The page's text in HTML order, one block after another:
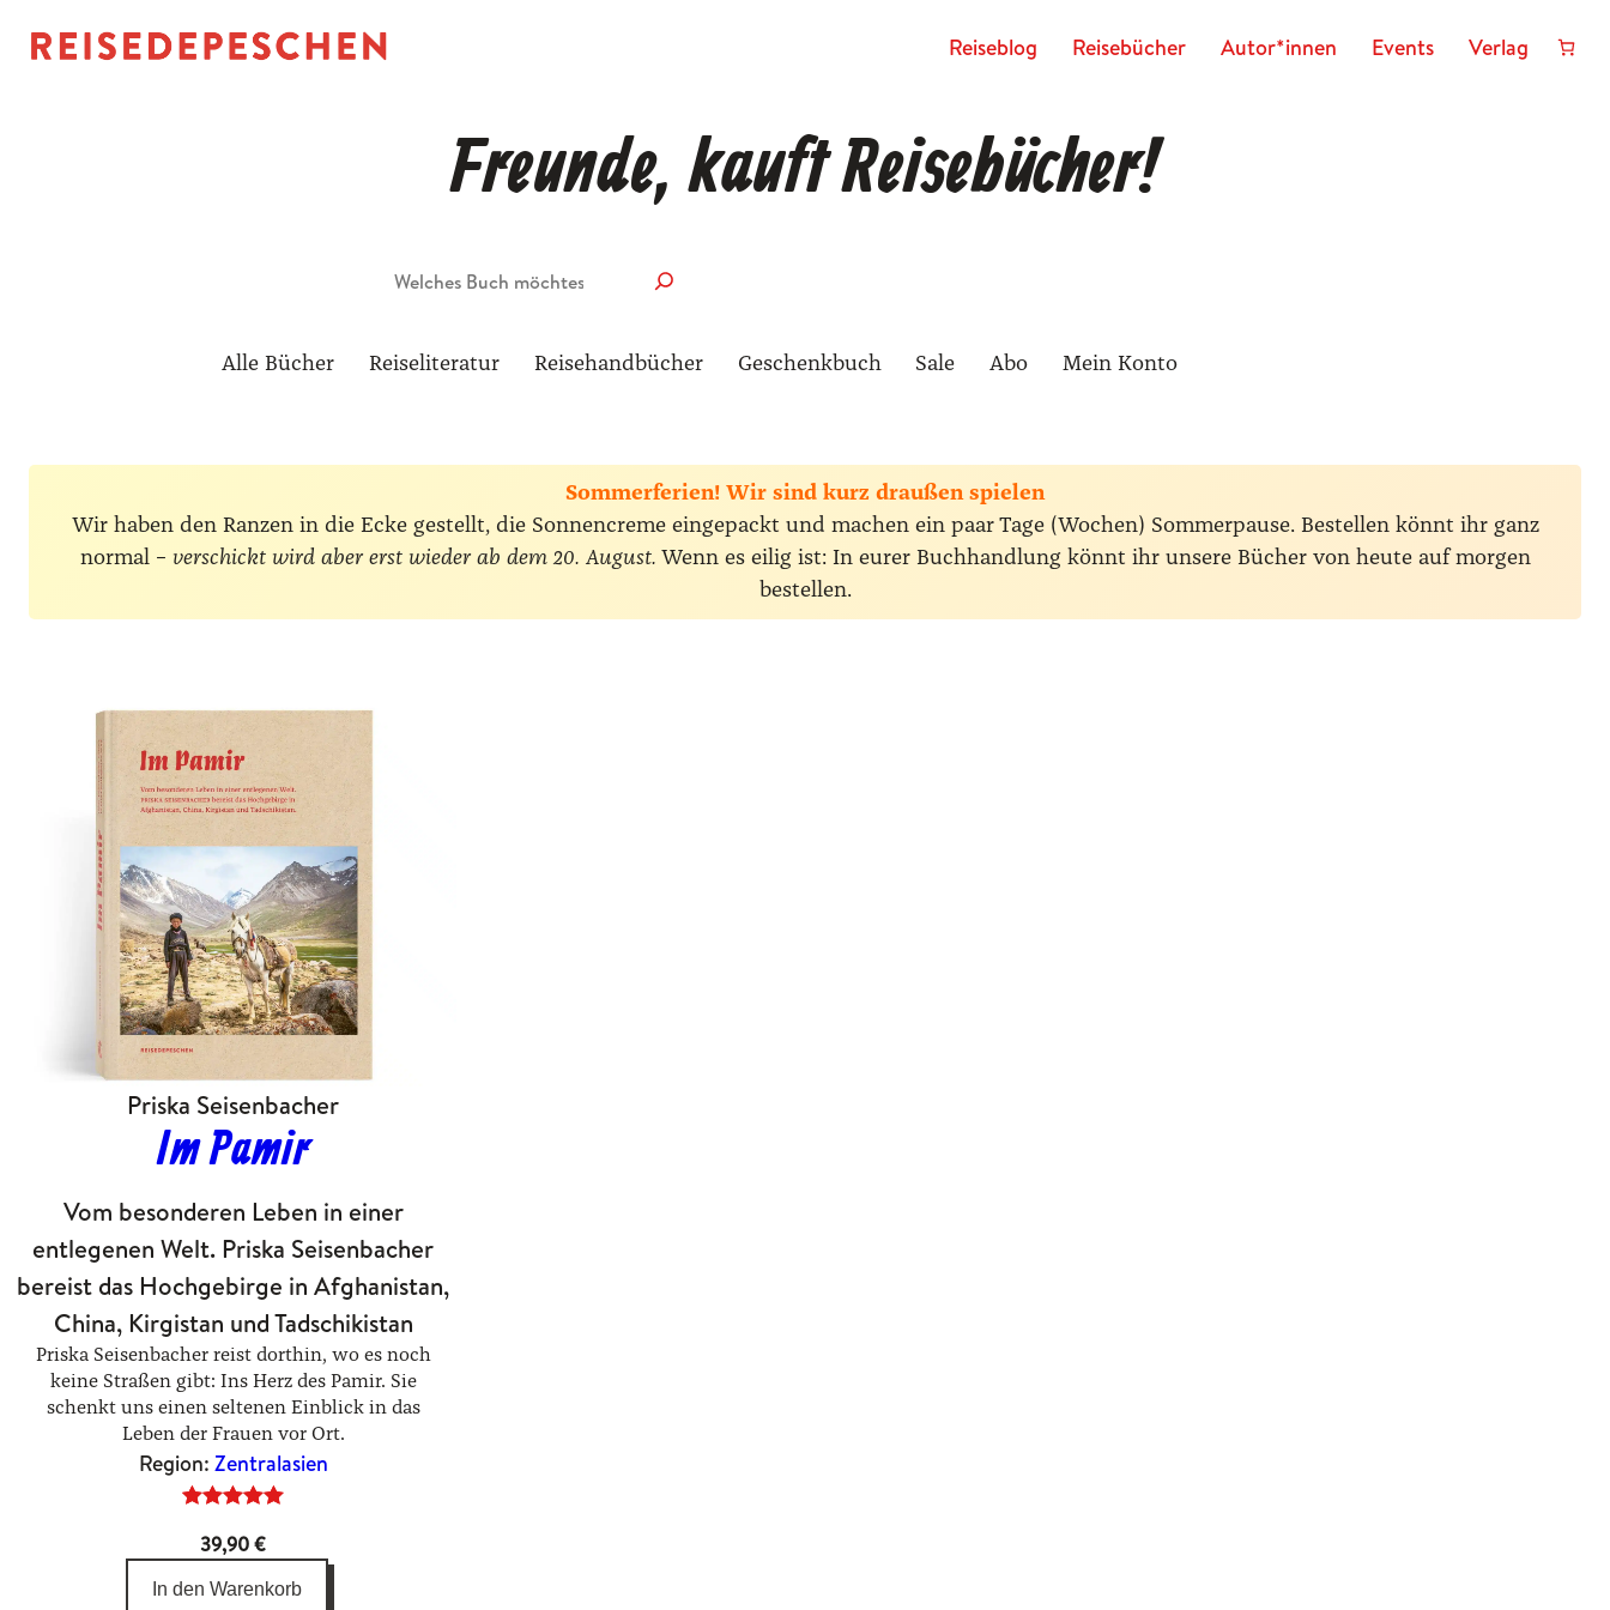
Rei­se­blog Reisebücher Autor*innen Events Verlag
Freunde, kauft Reisebücher!
Alle Bücher Reiseliteratur Reisehandbücher Geschenkbuch Sale Abo Mein Konto
Sommerferien! Wir sind kurz draußen spielen
Wir haben den Ranzen in die Ecke gestellt, die Sonnencreme eingepackt und machen ein paar Tage (Wochen) Sommerpause. Bestellen könnt ihr ganz
normal – verschickt wird aber erst wieder ab dem 20. August. Wenn es eilig ist: In eurer Buchhandlung könnt ihr unsere Bücher von heute auf morgen
bestellen.
Priska Seisenbacher
Im Pamir
Vom besonderen Leben in einer
entlegenen Welt. Priska Seisenbacher
bereist das Hochgebirge in Afghanistan,
China, Kirgistan und Tadschikistan
Priska Seisenbacher reist dorthin, wo es noch
keine Straßen gibt: Ins Herz des Pamir. Sie
schenkt uns einen seltenen Einblick in das
Leben der Frauen vor Ort.
Region: Zentralasien
mit5.00
von 5,
39,90€
In den Warenkorb